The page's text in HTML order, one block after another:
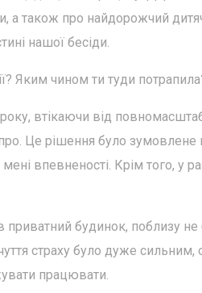
а також про найдорожчий
нашої бесіди.
Яким чином ти туди
втікаючи від
Це рішення було зумовлене
впевненості. Крім того, у
будинок, поблизу не
страху було дуже
працювати.